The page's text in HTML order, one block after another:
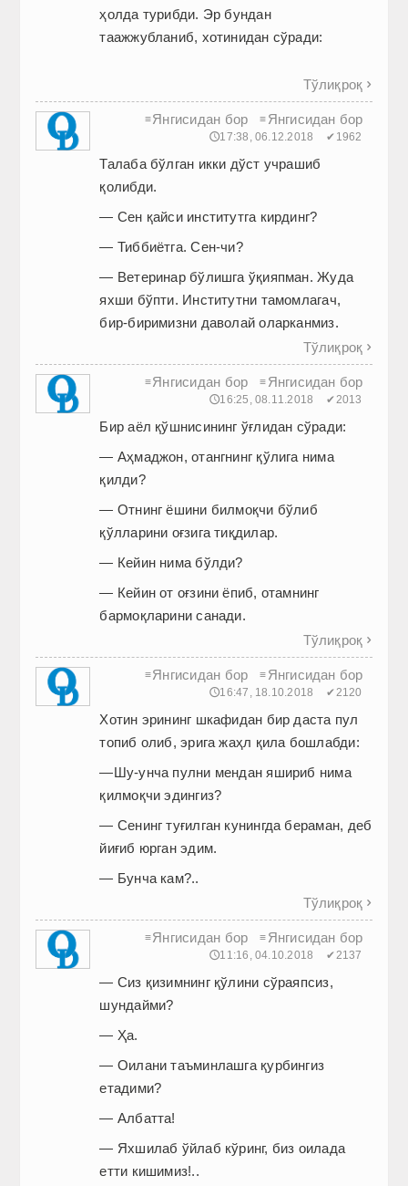
ҳолда турибди. Эр бундан
таажжубланиб, хотинидан сўради:
Тўлиқроқ 
≡Янгисидан бор ≡ Янгисидан бор
🕔17:38, 06.12.2018 ✔1962
Талаба бўлган икки дўст учрашиб
қолибди.
— Сен қайси институтга кирдинг?
— Тиббиётга. Сен-чи?
— Ветеринар бўлишга ўқияпман. Жуда
яхши бўпти. Институтни тамомлагач,
бир-биримизни даволай оларканмиз.
Тўлиқроқ 
≡Янгисидан бор ≡ Янгисидан бор
🕔16:25, 08.11.2018 ✔2013
Бир аёл қўшнисининг ўғлидан сўради:
— Аҳмаджон, отангнинг қўлига нима
қилди?
— Отнинг ёшини билмоқчи бўлиб
қўлларини оғзига тиқдилар.
— Кейин нима бўлди?
— Кейин от оғзини ёпиб, отамнинг
бармоқларини санади.
Тўлиқроқ 
≡Янгисидан бор ≡ Янгисидан бор
🕔16:47, 18.10.2018 ✔2120
Хотин эрининг шкафидан бир даста пул
топиб олиб, эрига жаҳл қила бошлабди:
—Шу-унча пулни мендан яшириб нима
қилмоқчи эдингиз?
— Сенинг туғилган кунингда бераман, деб
йиғиб юрган эдим.
— Бунча кам?..
Тўлиқроқ 
≡Янгисидан бор ≡ Янгисидан бор
🕔11:16, 04.10.2018 ✔2137
— Сиз қизимнинг қўлини сўраяпсиз,
шундайми?
— Ҳа.
— Оилани таъминлашга қурбингиз
етадими?
— Албатта!
— Яхшилаб ўйлаб кўринг, биз оилада
етти кишимиз!..